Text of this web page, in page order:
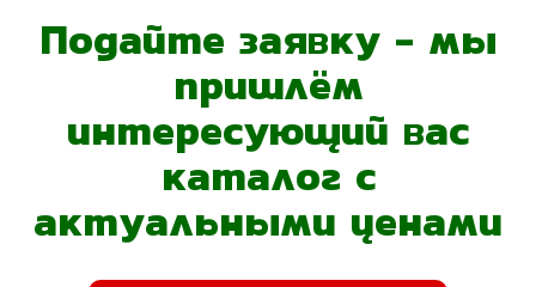
Подайте заявку - мы
пришлём
интересующий вас
каталог с
актуальными ценами